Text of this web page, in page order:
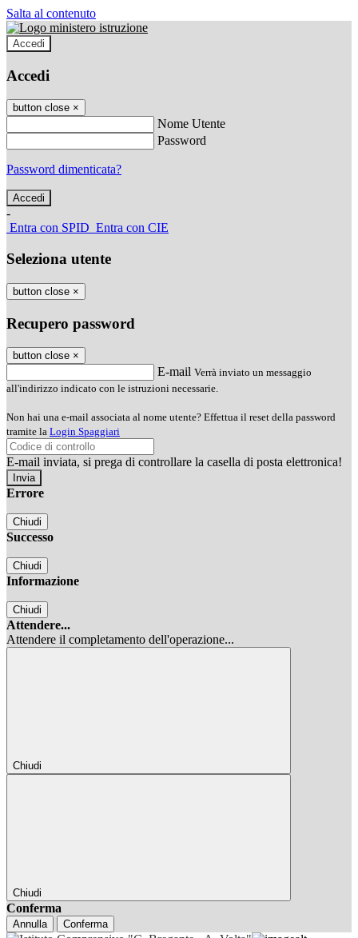
Salta al contenuto
Accedi
Accedi
button close ×
Nome Utente
Password
Password dimenticata?
-
Entra con SPID Entra con CIE
Seleziona utente
button close ×
Recupero password
button close ×
E-mail Verrà inviato un messaggio
all'indirizzo indicato con le istruzioni necessarie.
Non hai una e-mail associata al nome utente? Effettua il reset della password
tramite la Login Spaggiari
E-mail inviata, si prega di controllare la casella di posta elettronica!
Errore
Chiudi
Successo
Chiudi
Informazione
Chiudi
Attendere...
Attendere il completamento dell'operazione...
Chiudi
Chiudi
Conferma
Annulla Conferma